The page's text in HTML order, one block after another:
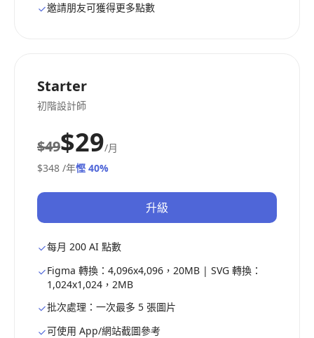
邀請朋友可獲得更多點數
Starter
初階設計師
$49$29/月
$348 /年慳 40%
升級
每月 200 AI 點數
Figma 轉換：4,096x4,096，20MB | SVG 轉換：
1,024x1,024，2MB
批次處理：一次最多 5 張圖片
可使用 App/網站截圖參考